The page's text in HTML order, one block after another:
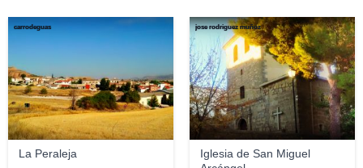
La Peraleja
carrodeguas
Iglesia de San Miguel
jose rodriguez muñoz